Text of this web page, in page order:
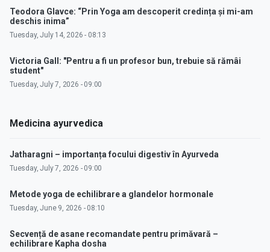
Teodora Glavce: “Prin Yoga am descoperit credința și mi-am
deschis inima”
Tuesday, July 14, 2026 - 08:13
Victoria Gall: "Pentru a fi un profesor bun, trebuie să rămâi
student"
Tuesday, July 7, 2026 - 09:00
Medicina ayurvedica
Jatharagni – importanța focului digestiv în Ayurveda
Tuesday, July 7, 2026 - 09:00
Metode yoga de echilibrare a glandelor hormonale
Tuesday, June 9, 2026 - 08:10
Secvență de asane recomandate pentru primăvară –
echilibrare Kapha dosha